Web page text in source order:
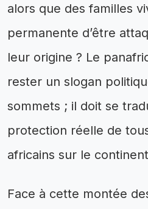
alors que des familles
permanente d’être
leur origine ? Le
rester un slogan
sommets ; il doit se
protection réelle de
africains sur le
Face à cette montée